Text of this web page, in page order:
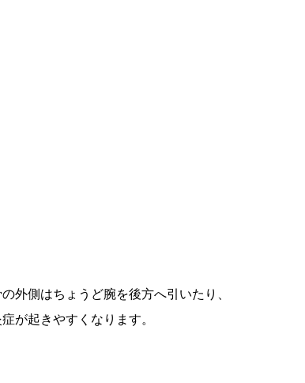
外側はちょうど腕を後方へ引いたり、
が起きやすくなります。